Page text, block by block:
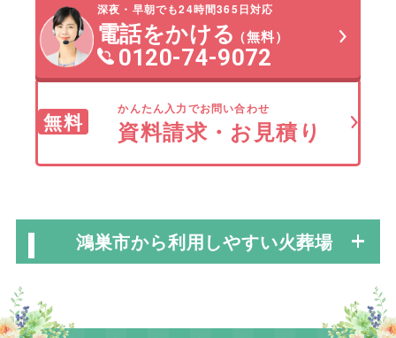
深夜・早朝でも24時間365日対応
電話をかける（無料）
0120-74-9072
無料
かんたん入力でお問い合わせ
資料請求・お見積り
鴻巣市から利用しやすい火葬場